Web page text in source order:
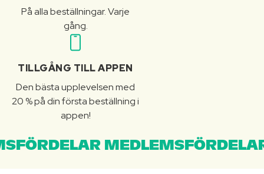
På alla beställningar. Varje
gång.
TILLGÅNG TILL APPEN
Den bästa upplevelsen med
20 % på din första beställning i
appen!